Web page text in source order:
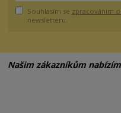
Souhlasím se zpracováním
newsletteru.
Našim zákazníkům